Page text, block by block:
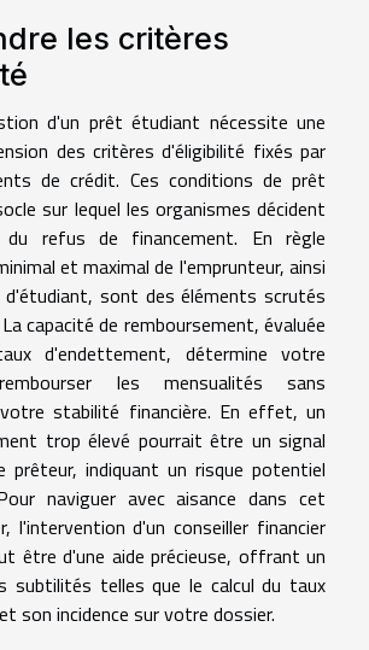
les critères
d'un prêt étudiant nécessite une
des critères d'éligibilité fixés par
de crédit. Ces conditions de prêt
sur lequel les organismes décident
refus de financement. En règle
et maximal de l'emprunteur, ainsi
sont des éléments scrutés
capacité de remboursement, évaluée
d'endettement, détermine votre
les mensualités sans
stabilité financière. En effet, un
trop élevé pourrait être un signal
prêteur, indiquant un risque potentiel
naviguer avec aisance dans cet
l'intervention d'un conseiller financier
être d'une aide précieuse, offrant un
subtilités telles que le calcul du taux
son incidence sur votre dossier.